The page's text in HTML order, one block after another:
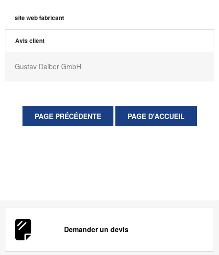
site web fabricant
Avis client
Gustav Daiber GmbH
Demander un devis